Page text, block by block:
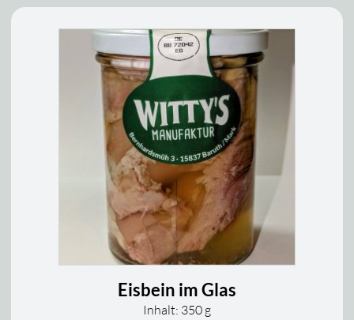
Eisbein im Glas
Inhalt: 350 g